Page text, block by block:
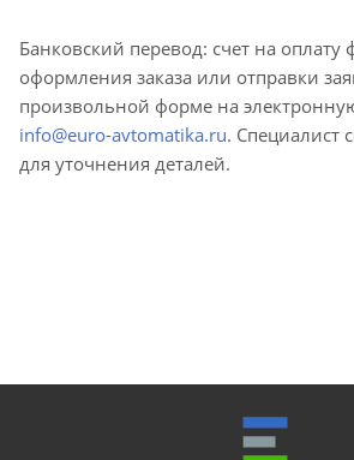
Банковский перевод: счет на оплату
оформления заказа или отправки
произвольной форме на
info@euro-avtomatika.ru. Специалист
для уточнения деталей.